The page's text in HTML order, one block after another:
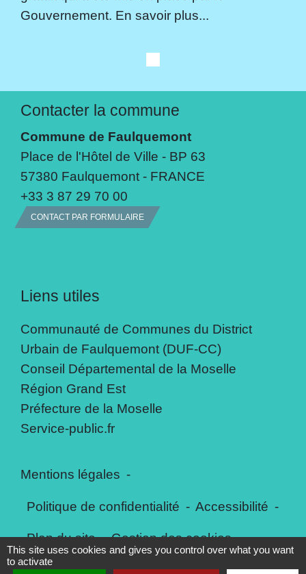
Gouvernement. En savoir plus...
Contacter la commune
Commune de Faulquemont
Place de l'Hôtel de Ville - BP 63
57380 Faulquemont - FRANCE
+33 3 87 29 70 00
CONTACT PAR FORMULAIRE
Liens utiles
Communauté de Communes du District
Urbain de Faulquemont (DUF-CC)
Conseil Départemental de la Moselle
Région Grand Est
Préfecture de la Moselle
Service-public.fr
Mentions légales -
Politique de confidentialité - Accessibilité -
Plan du site - Gestion des cookies
This site uses cookies and gives you control over what you want
to activate